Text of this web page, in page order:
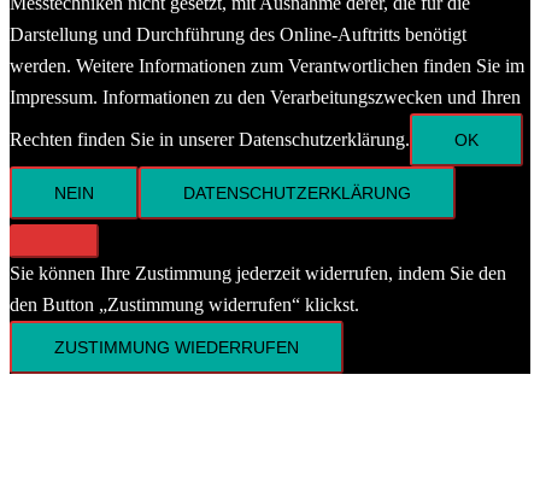
Darstellung und Durchführung des Online-Auftritts benötigt
werden. Weitere Informationen zum Verantwortlichen finden Sie im
Impressum. Informationen zu den Verarbeitungszwecken und Ihren
Rechten finden Sie in unserer Datenschutzerklärung. OK
NEIN DATENSCHUTZERKLÄRUNG
Sie können Ihre Zustimmung jederzeit widerrufen, indem Sie den
den Button „Zustimmung widerrufen“ klickst.
ZUSTIMMUNG WIEDERRUFEN